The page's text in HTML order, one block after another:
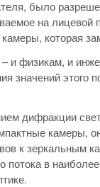
было
на
которая
и физикам, и
значений этого
дифракции
камеры,
к зеркальным
потока в